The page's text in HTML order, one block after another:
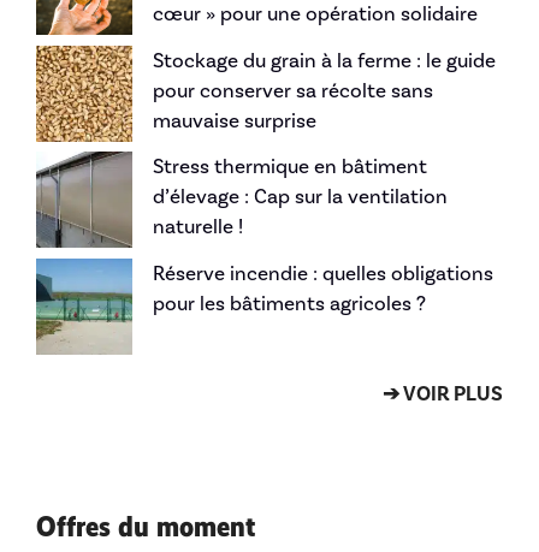
cœur » pour une opération solidaire
Stockage du grain à la ferme : le guide
pour conserver sa récolte sans
mauvaise surprise
Stress thermique en bâtiment
d’élevage : Cap sur la ventilation
naturelle !
Réserve incendie : quelles obligations
pour les bâtiments agricoles ?
➔ VOIR PLUS
Offres du moment